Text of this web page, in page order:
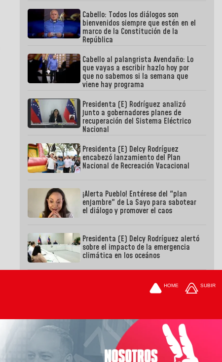
Cabello: Todos los diálogos son
bienvenidos siempre que estén en el
marco de la Constitución de la
República
Cabello al palangrista Avendaño: Lo
que vayas a escribir hazlo hoy por
que no sabemos si la semana que
viene hay programa
Presidenta (E) Rodríguez analizó
junto a gobernadores planes de
recuperación del Sistema Eléctrico
Nacional
Presidenta (E) Delcy Rodríguez
encabezó lanzamiento del Plan
Nacional de Recreación Vacacional
¡Alerta Pueblo! Entérese del "plan
enjambre" de La Sayo para sabotear
el diálogo y promover el caos
Presidenta (E) Delcy Rodríguez alertó
sobre el impacto de la emergencia
climática en los oceános
HOME SUBIR